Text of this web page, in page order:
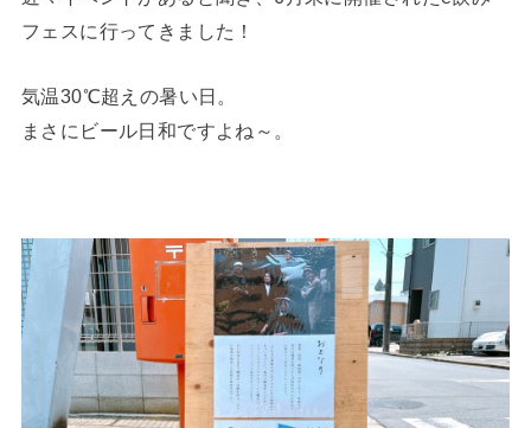
フェスに行ってきました！
気温30℃超えの暑い日。
まさにビール日和ですよね～。